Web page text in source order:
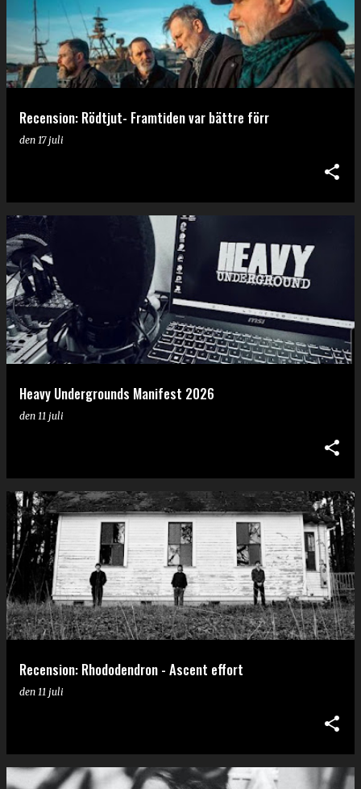
Recension: Rödtjut- Framtiden var bättre förr
den 17 juli
Heavy Undergrounds Manifest 2026
den 11 juli
Recension: Rhododendron - Ascent effort
den 11 juli